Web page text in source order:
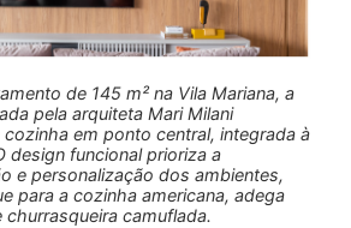
de 145 m² na Vila Mariana, a
pela arquiteta Mari Milani
em ponto central, integrada à
design funcional prioriza a
e personalização dos ambientes,
para a cozinha americana, adega
churrasqueira camuflada.